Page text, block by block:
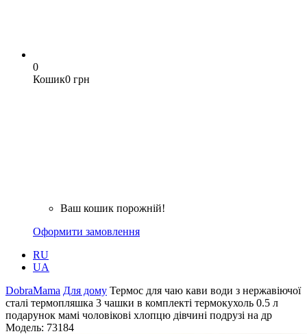
0
Кошик0 грн
Ваш кошик порожній!
Оформити замовлення
RU
UA
DobraMama Для дому Термос для чаю кави води з нержавіючої
сталі термопляшка 3 чашки в комплекті термокухоль 0.5 л
подарунок мамі чоловікові хлопцю дівчині подрузі на др
Модель: 73184